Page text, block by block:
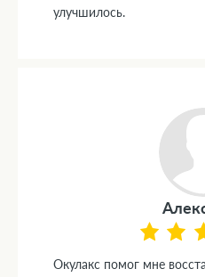
улучшилось.
Окулакс помог мне